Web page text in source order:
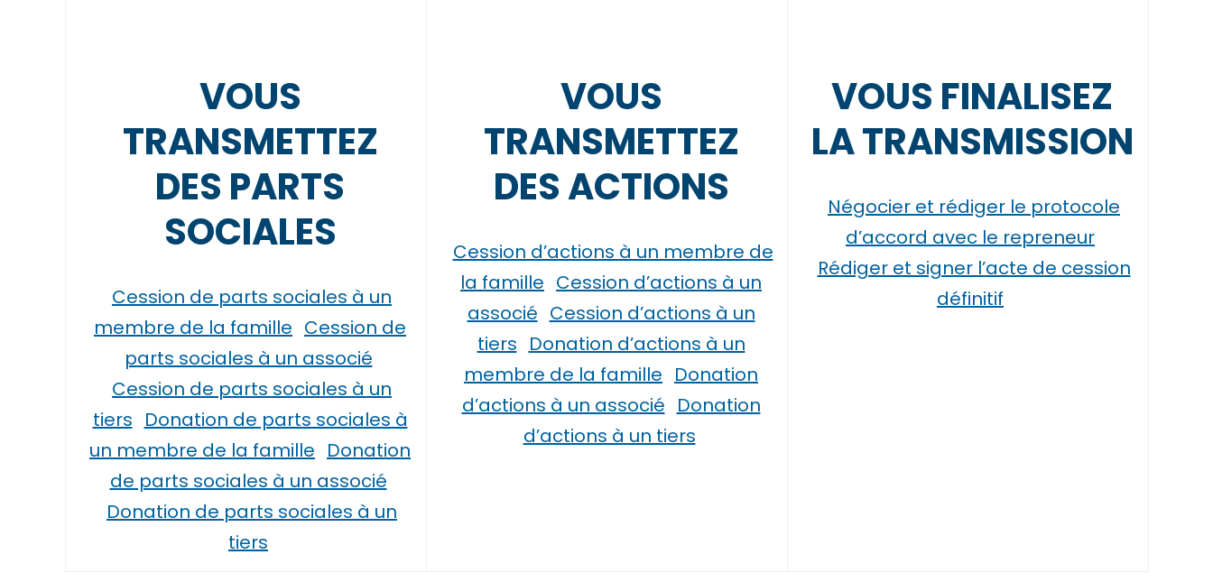
VOUS
TRANSMETTEZ
DES PARTS
SOCIALES
Cession de parts sociales à un
membre de la famille Cession de
parts sociales à un associé
Cession de parts sociales à un
tiers Donation de parts sociales à
un membre de la famille Donation
de parts sociales à un associé
Donation de parts sociales à un
tiers
VOUS
TRANSMETTEZ
DES ACTIONS
Cession d’actions à un membre de
la famille Cession d’actions à un
associé Cession d’actions à un
tiers Donation d’actions à un
membre de la famille Donation
d’actions à un associé Donation
d’actions à un tiers
VOUS FINALISEZ
LA TRANSMISSION
Négocier et rédiger le protocole
d’accord avec le repreneur
Rédiger et signer l’acte de cession
définitif